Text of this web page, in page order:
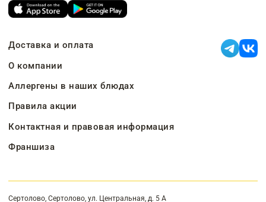
Доставка и оплата
О компании
Аллергены в наших блюдах
Правила акции
Контактная и правовая информация
Франшиза
Сертолово, Сертолово, ул. Центральная, д. 5 А